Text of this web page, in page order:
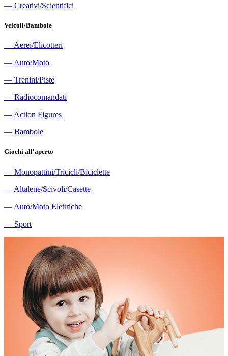
― Creativi/Scientifici
Veicoli/Bambole
― Aerei/Elicotteri
― Auto/Moto
― Trenini/Piste
― Radiocomandati
― Action Figures
― Bambole
Giochi all'aperto
― Monopattini/Tricicli/Biciclette
― Altalene/Scivoli/Casette
― Auto/Moto Elettriche
― Sport